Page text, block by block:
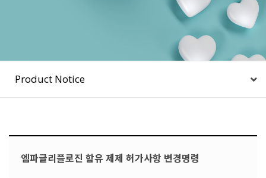
Product Notice
엠파글리플로진 함유 제제 허가사항 변경명령